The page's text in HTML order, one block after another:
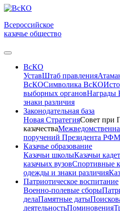
Всероссийское
казачье общество
ВсКО
УставШтаб правления
ВсКОСимволика ВсКО
выборных органовНаграды
знаки различия
Законодательная база
Новая СтратегияСовет при
казачества
поручений Президента РФ
Казачье образование
Казачьи школыКазачьи
казачьих вузовСпортивные
одежды и знаки различия
Патриотическое воспитание
Военно-полевые сборы
делаПамятные даты
деятельностьПоминовения